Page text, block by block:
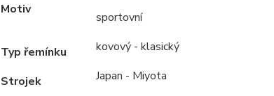
Motiv
sportovní
Typ řemínku kovový - klasický
Strojek Japan - Miyota